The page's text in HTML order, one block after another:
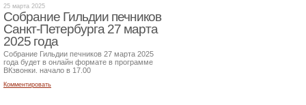
25 марта 2025
Собрание Гильдии печников
Санкт-Петербурга 27 марта
2025 года
Собрание Гильдии печников 27 марта 2025
года будет в онлайн формате в программе
ВКзвонки. начало в 17.00
Комментировать